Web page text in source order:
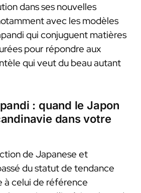
dans ses nouvelles
avec les modèles
qui conjuguent matières
pour répondre aux
qui veut du beau autant
: quand le Japon
dans votre
de Japanese et
du statut de tendance
celui de référence